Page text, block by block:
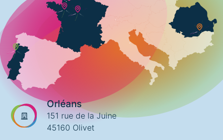
Orléans
151 rue de la Juine
45160 Olivet